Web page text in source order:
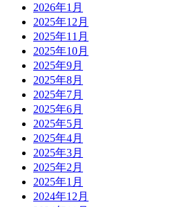
2026年1月
2025年12月
2025年11月
2025年10月
2025年9月
2025年8月
2025年7月
2025年6月
2025年5月
2025年4月
2025年3月
2025年2月
2025年1月
2024年12月